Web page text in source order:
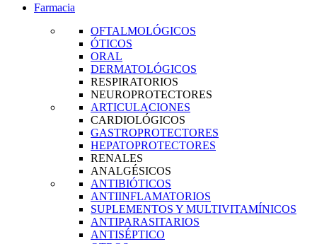
Farmacia
OFTALMOLÓGICOS
ÓTICOS
ORAL
DERMATOLÓGICOS
RESPIRATORIOS
NEUROPROTECTORES
ARTICULACIONES
CARDIOLÓGICOS
GASTROPROTECTORES
HEPATOPROTECTORES
RENALES
ANALGÉSICOS
ANTIBIÓTICOS
ANTIINFLAMATORIOS
SUPLEMENTOS Y MULTIVITAMÍNICOS
ANTIPARASITARIOS
ANTISÉPTICO